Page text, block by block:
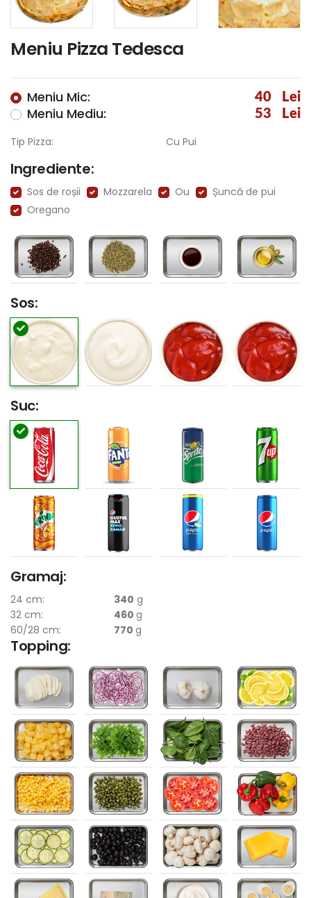
Meniu Pizza Tedesca
Meniu Mic: 40 Lei
Meniu Mediu: 53
Lei
Tip Pizza:
Cu Pui
Ingrediente:
Sos de roșii Mozzarela Ou
Șuncă de pui
Oregano
Sos:
Suc:
Gramaj:
24 cm: 340 g
32 cm:
460g
60/28 cm:
770g
Topping: